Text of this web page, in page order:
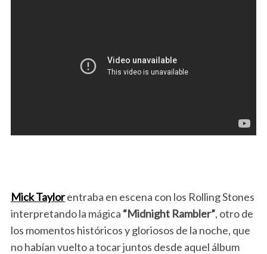
Mick Taylorentraba en escena con los Rolling Stones
interpretando la mágica “Midnight Rambler”, otro de
los momentos históricos y gloriosos de la noche, que
no habían vuelto a tocar juntos desde aquel álbum